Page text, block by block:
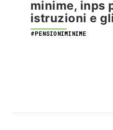
minime, inps
istruzioni e
#PENSIONIMINIME